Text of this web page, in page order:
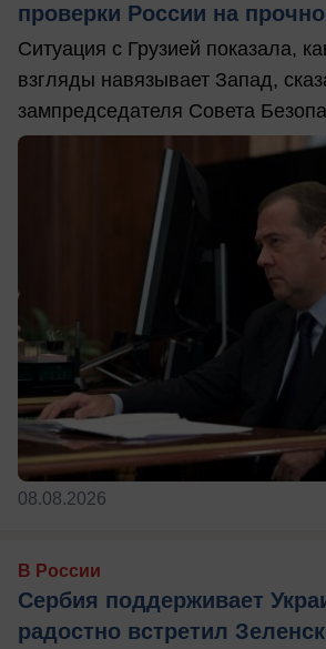
проверки России на
Ситуация с Грузией показала,
взгляды навязывает Запад,
зампредседателя Совета
08.08.2026
В России
Сербия поддерживает
радостно встретил